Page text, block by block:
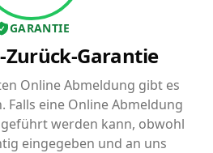
GARANTIE
Zurück-Garantie
Online Abmeldung gibt es
Falls eine Online Abmeldung
werden kann, obwohl
eingegeben und an uns